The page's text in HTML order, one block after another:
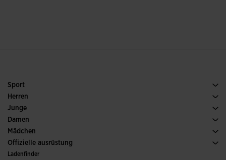
Sport
Running
Fussball
Padel
Trailrunning
Herren
Schuh Herren
Sport
Junge
Alle Jungenbekleidung anzeigen
Damen
Schuh Damen
Sport
Mädchen
Alle Mädchenkleidung anzeigen
Offizielle ausrüstung
Fussball
Ladenfinder